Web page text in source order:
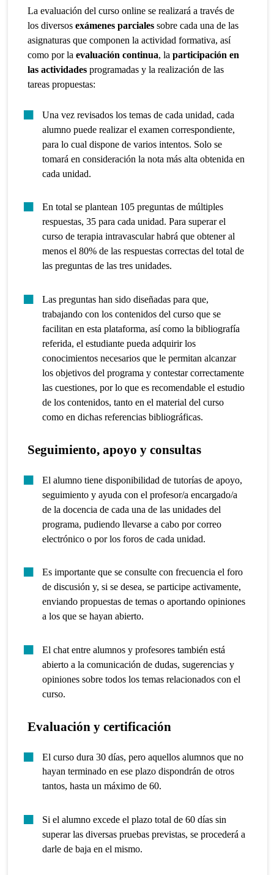
La evaluación del curso online se realizará a través de
los diversosexámenes parciales sobre cada una de las
asignaturas que componen la actividad formativa, así
como por laevaluación continua, laparticipación en
las actividades programadas y la realización de las
tareas propuestas:
Una vez revisados los temas de cada unidad, cada
alumno puede realizar el examen correspondiente,
para lo cual dispone de varios intentos. Solo se
tomará en consideración la nota más alta obtenida en
cada unidad.
En total se plantean 105 preguntas de múltiples
respuestas, 35 para cada unidad. Para superar el
curso de terapia intravascular habrá que obtener al
menos el 80% de las respuestas correctas del total de
las preguntas de las tres unidades.
Las preguntas han sido diseñadas para que,
trabajando con los contenidos del curso que se
facilitan en esta plataforma, así como la bibliografía
referida, el estudiante pueda adquirir los
conocimientos necesarios que le permitan alcanzar
los objetivos del programa y contestar correctamente
las cuestiones, por lo que es recomendable el estudio
de los contenidos, tanto en el material del curso
como en dichas referencias bibliográficas.
Seguimiento, apoyo y consultas
El alumno tiene disponibilidad de tutorías de apoyo,
seguimiento y ayuda con el profesor/a encargado/a
de la docencia de cada una de las unidades del
programa, pudiendo llevarse a cabo por correo
electrónico o por los foros de cada unidad.
Es importante que se consulte con frecuencia el foro
de discusión y, si se desea, se participe activamente,
enviando propuestas de temas o aportando opiniones
a los que se hayan abierto.
El chat entre alumnos y profesores también está
abierto a la comunicación de dudas, sugerencias y
opiniones sobre todos los temas relacionados con el
curso.
Evaluación y certificación
El curso dura 30 días, pero aquellos alumnos que no
hayan terminado en ese plazo dispondrán de otros
tantos, hasta un máximo de 60.
Si el alumno excede el plazo total de 60 días sin
superar las diversas pruebas previstas, se procederá a
darle de baja en el mismo.